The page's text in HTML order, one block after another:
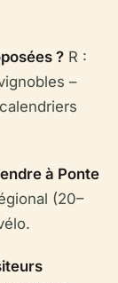
? R :
–
à Ponte
(20–